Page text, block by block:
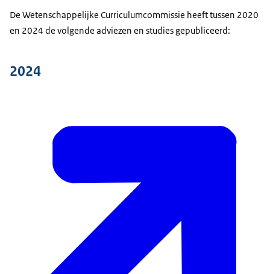
De Wetenschappelijke Curriculumcommissie heeft tussen 2020
en 2024 de volgende adviezen en studies gepubliceerd:
2024